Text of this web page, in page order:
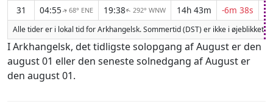
31
04:55↑68° ENE 19:38↑ 292° WNW 14h 43m -6m 38s
Alle tider er i lokal tid for Arkhangelsk. Sommertid (DST) er ikke i øjeblikket
I Arkhangelsk, det tidligste solopgang af August er den
august 01 eller den seneste solnedgang af August er
den august 01.